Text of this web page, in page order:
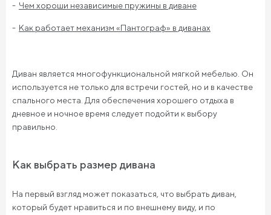
Чем хороши независимые пружины в диване
Как работает механизм «Пантограф» в диванах
Диван является многофункциональной мягкой мебелью. Он
используется не только для встречи гостей, но и в качестве
спального места. Для обеспечения хорошего отдыха в
дневное и ночное время следует подойти к выбору
правильно.
Как выбрать размер дивана
На первый взгляд может показаться, что выбрать диван,
который будет нравиться и по внешнему виду, и по